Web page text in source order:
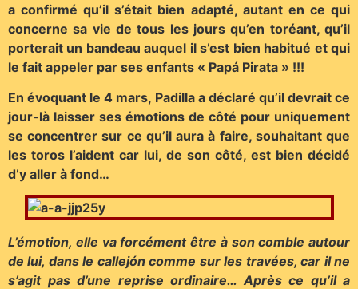
a confirmé qu’il s’était bien adapté, autant en ce qui
concerne sa vie de tous les jours qu’en toréant, qu’il
porterait un bandeau auquel il s’est bien habitué et qui
le fait appeler par ses enfants « Papá Pirata » !!!
En évoquant le 4 mars, Padilla a déclaré qu’il devrait ce
jour-là laisser ses émotions de côté pour uniquement
se concentrer sur ce qu’il aura à faire, souhaitant que
les toros l’aident car lui, de son côté, est bien décidé
d’y aller à fond…
L’émotion, elle va forcément être à son comble autour
de lui, dans le callejón comme sur les travées, car il ne
s’agit pas d’une reprise ordinaire… Après ce qu’il a